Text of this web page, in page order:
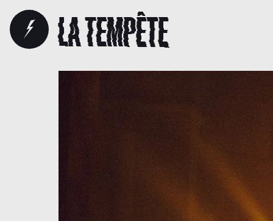
LA TEMPÊTE